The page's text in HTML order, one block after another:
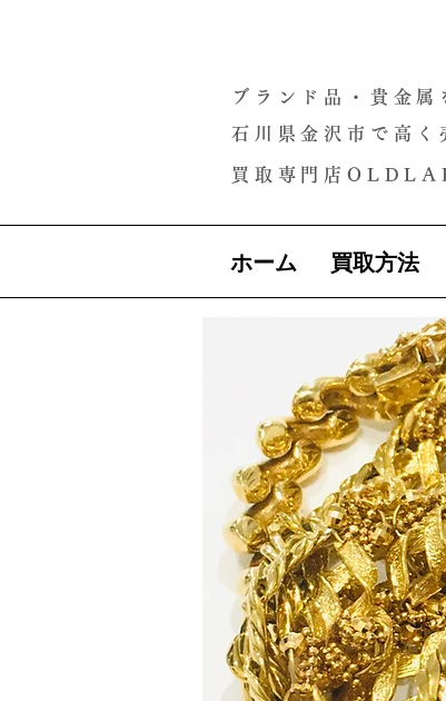
ブランド品・貴金属
石川県金沢市で高く
買取専門店
ホーム 買取方法